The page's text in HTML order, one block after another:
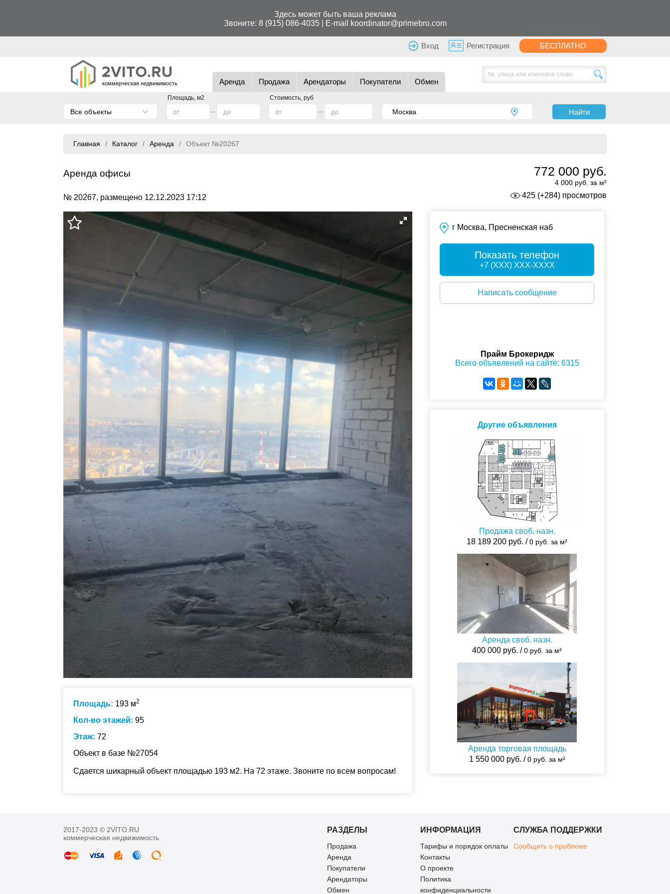
Здесь может быть ваша реклама
Звоните: 8 (915) 086-4035| E-mail koordinator@primebro.com
Вход Регистрация БЕСПЛАТНО
коммерческая недвижимость Аренда Продажа Арендаторы Покупатели Обмен
Площадь, м2 Стоимость, руб
Все объекты Найти
Главная Каталог Аренда Объект №20267
Аренда офисы
№ 20267, размещено 12.12.2023 17:12
772 000 руб.
4 000 руб. за м²
425 (+284) просмотров
Площадь: 193 м2
Кол-во этажей: 95
Этаж: 72
Объект в базе №27054
Сдается шикарный объект площадью 193 м2. На 72 этаже. Звоните по всем вопросам!
г Москва, Пресненская наб
Показать телефон
+7 (XXX) XXX-XXXX
Написать сообщение
Прайм Брокеридж
Всего объявлений на сайте: 6315
Другие объявления
Продажа своб. назн.
18 189 200 руб. / 0 руб. за м²
Аренда своб. назн.
400 000 руб. / 0 руб. за м²
Аренда торговая площадь
1 550 000 руб. / 0 руб. за м²
2017-2023 © 2VITO.RU
коммерческая недвижимость
РАЗДЕЛЫ
Продажа
Аренда
Покупатели
Арендаторы
Обмен
ИНФОРМАЦИЯ
Тарифы и порядок оплаты
Контакты
О проекте
Политика
конфиденциальности
СЛУЖБА ПОДДЕРЖКИ
Сообщить о проблеме